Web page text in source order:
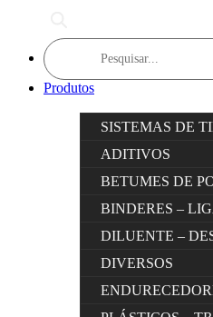
Products
search
Produtos
SISTEMAS DE
ADITIVOS
BETUMES DE
BINDERES –
DILUENTE –
DIVERSOS